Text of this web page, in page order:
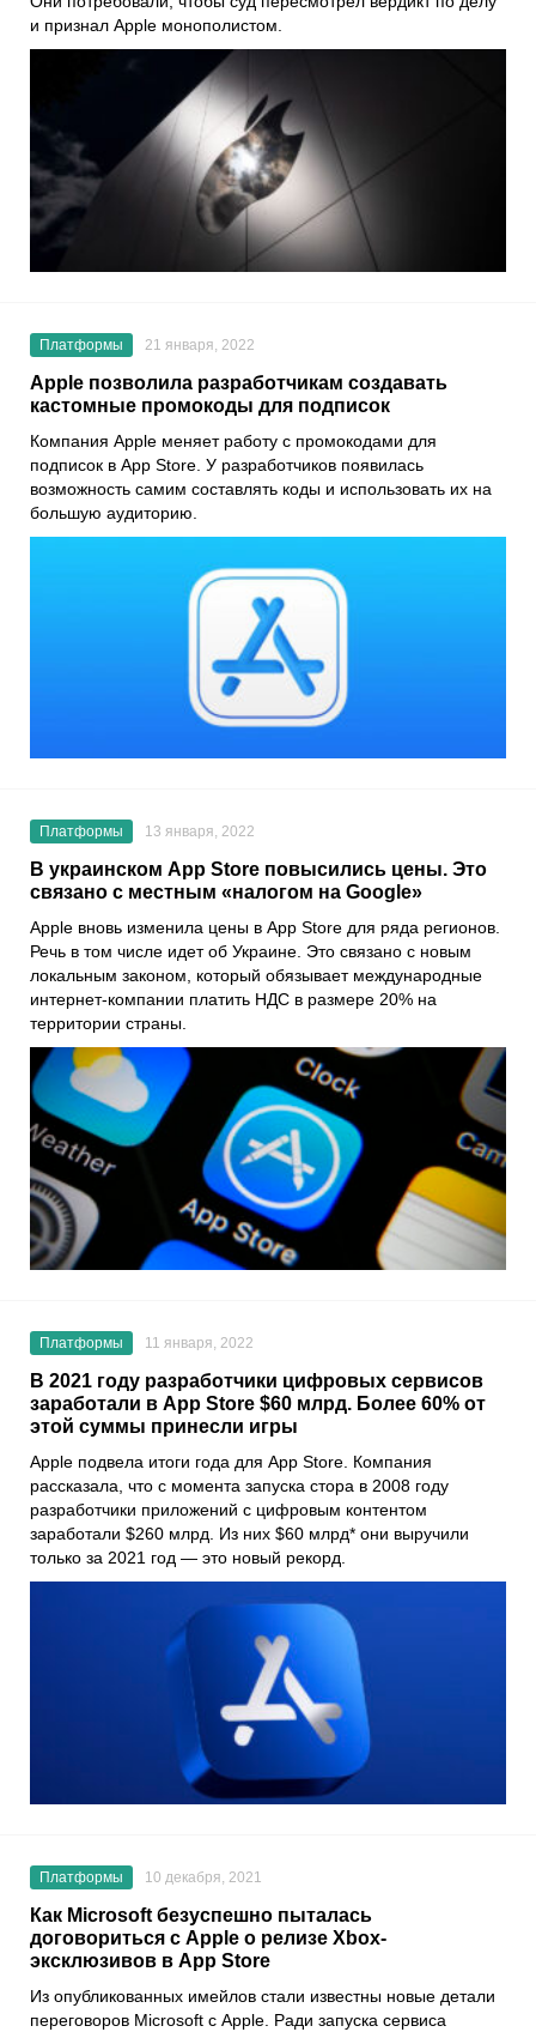
и признал Apple монополистом.
Платформы 21 января, 2022
Apple позволила разработчикам создавать
кастомные промокоды для подписок
Компания Apple меняет работу с промокодами для
подписок в App Store. У разработчиков появилась
возможность самим составлять коды и использовать их на
большую аудиторию.
Платформы 13 января, 2022
В украинском App Store повысились цены. Это
связано с местным «налогом на Google»
Apple вновь изменила цены в App Store для ряда регионов.
Речь в том числе идет об Украине. Это связано с новым
локальным законом, который обязывает международные
интернет-компании платить НДС в размере 20% на
территории страны.
Платформы 11 января, 2022
В 2021 году разработчики цифровых сервисов
заработали в App Store $60 млрд. Более 60% от
этой суммы принесли игры
Apple подвела итоги года для App Store . Компания
рассказала, что с момента запуска стора в 2008 году
разработчики приложений с цифровым контентом
заработали $260 млрд. Из них $60 млрд* они выручили
только за 2021 год — это новый рекорд.
Платформы 10 декабря, 2021
Как Microsoft безуспешно пыталась
договориться с Apple о релизе Xbox-
эксклюзивов в App Store
Из опубликованных имейлов стали известны новые детали
переговоров Microsoft с Apple . Ради запуска сервиса